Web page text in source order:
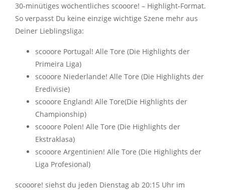
30-minütiges wöchentliches scooore! – Highlight-Format.
So verpasst Du keine einzige wichtige Szene mehr aus
Deiner Lieblingsliga:
scooore Portugal! Alle Tore (Die Highlights der
Primeira Liga)
scooore Niederlande! Alle Tore (Die Highlights der
Eredivisie)
scooore England! Alle Tore(Die Highlights der
Championship)
scooore Polen! Alle Tore (Die Highlights der
Ekstraklasa)
scooore Argentinien! Alle Tore (Die Highlights der
Liga Profesional)
scooore! siehst du jeden Dienstag ab 20:15 Uhr im